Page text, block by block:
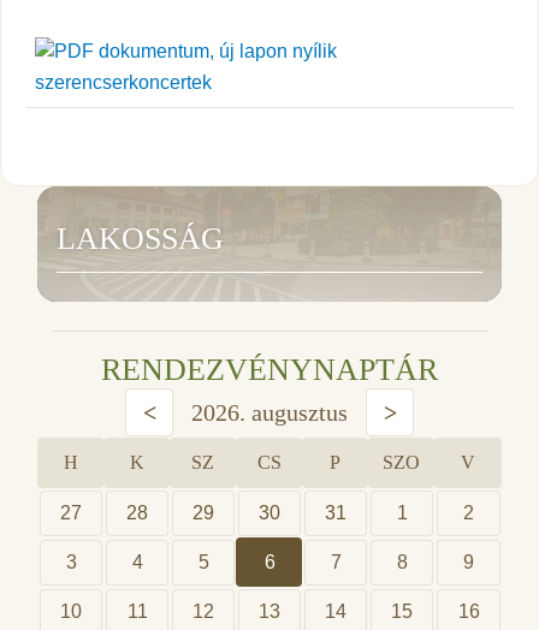
szerencserkoncertek
LAKOSSÁG
RENDEZVÉNYNAPTÁR
< 2026. augusztus >
H K SZ CS P SZO V
27 28 29 30 31 1 2
3 4 5 6 7 8 9
10 11 12 13 14 15 16